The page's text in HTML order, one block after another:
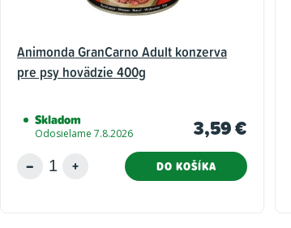
Animonda GranCarno Adult konzerva
pre psy hovädzie 400g
Skladom
Odosielame 7.8.2026 3,59 €
DO KOŠÍKA